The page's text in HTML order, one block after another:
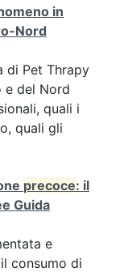
in
Nord
di Pet Thrapy
e del Nord
quali i
quali gli
precoce: il
Guida
e
consumo di